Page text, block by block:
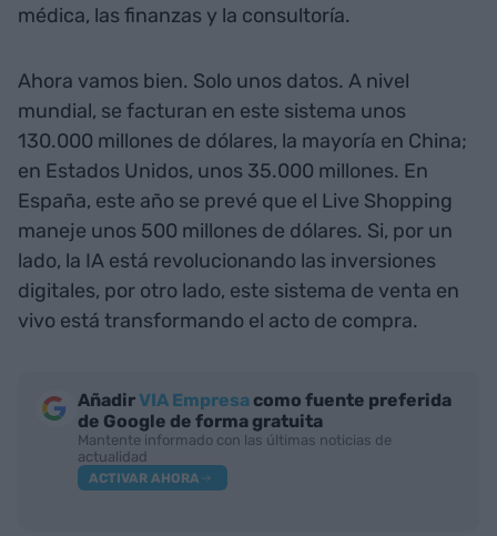
médica, las finanzas y la consultoría.
Ahora vamos bien. Solo unos datos. A nivel
mundial, se facturan en este sistema unos
130.000 millones de dólares, la mayoría en China;
en Estados Unidos, unos 35.000 millones. En
España, este año se prevé que el Live Shopping
maneje unos 500 millones de dólares. Si, por un
lado, la IA está revolucionando las inversiones
digitales, por otro lado, este sistema de venta en
vivo está transformando el acto de compra.
AñadirVIA Empresa como fuente preferida
de Google de forma gratuita
Mantente informado con las últimas noticias de
actualidad
ACTIVAR AHORA